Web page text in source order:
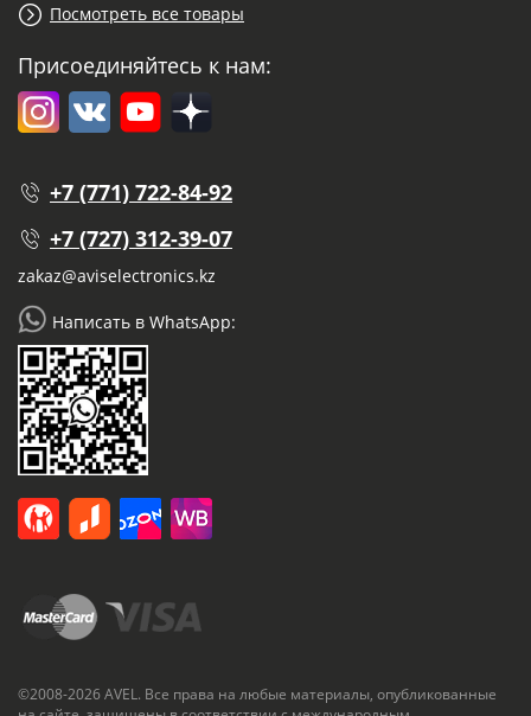
Посмотреть все товары
Присоединяйтесь к нам:
+7 (771) 722-84-92
+7 (727) 312-39-07
zakaz@aviselectronics.kz
Написать в WhatsApp:
©2008-2026 AVEL. Все права на любые материалы, опубликованные